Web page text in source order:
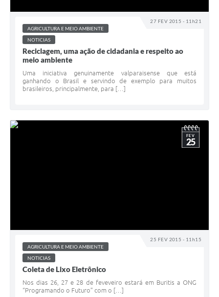
27 FEV 2015 - 11h21
AGRICULTURA E MEIO AMBIENTE
NOTICIAS
Reciclagem, uma ação de cidadania e respeito ao
meio ambiente
Uma iniciativa genuinamente valparaisense que está
ganhando o Brasil e servindo de exemplo para muitos
brasileiros, principalmente, para […]
25 FEV 2015 - 11h15
FEV
25
AGRICULTURA E MEIO AMBIENTE
NOTICIAS
Coleta de Lixo Eletrônico
Nos dias 26, 27 e 28 de feveveiro estará em Buritis a ONG
“Programando o Futuro” com o […]